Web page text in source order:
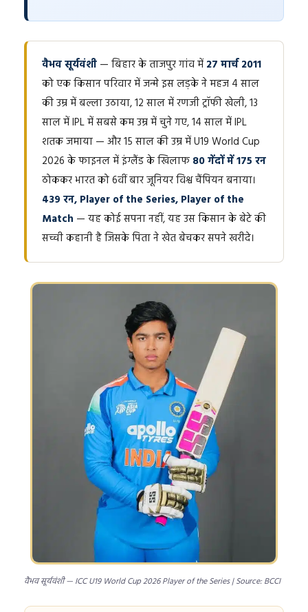
वैभव सूर्यवंशी — बिहार के ताजपुर गांव में 27 मार्च 2011
को एक किसान परिवार में जन्मे इस लड़के ने महज 4 साल
की उम्र में बल्ला उठाया, 12 साल में रणजी ट्रॉफी खेली, 13
साल में IPL में सबसे कम उम्र में चुने गए, 14 साल में IPL
शतक जमाया — और 15 साल की उम्र में U19 World Cup
2026 के फाइनल में इंग्लैंड के खिलाफ 80 गेंदों में 175 रन
ठोककर भारत को 6वीं बार जूनियर विश्व चैंपियन बनाया।
439 रन, Player of the Series, Player of the
Match — यह कोई सपना नहीं, यह उस किसान के बेटे की
सच्ची कहानी है जिसके पिता ने खेत बेचकर सपने खरीदे।
वैभव सूर्यवंशी — ICC U19 World Cup 2026 Player of the Series | Source: BCCI